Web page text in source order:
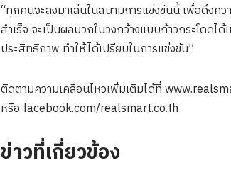
“ทุกคนจะลงมาเล่นในสนามการแข่งขันนี้ เพื่อดึงค
สำเร็จ จะเป็นผลบวกในวงกว้างแบบก้าวกระโดดไ
ประสิทธิภาพ ทำให้ได้เปรียบในการแข่งขัน”
ติดตามความเคลื่อนไหวเพิ่มเติมได้ที่
หรือ facebook.com/realsmart.co.th
ข่าวที่เกี่ยวข้อง